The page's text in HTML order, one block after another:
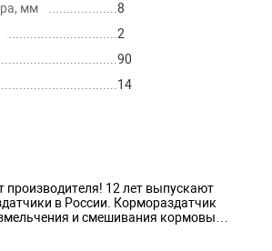
мм
8
2
90
14
редукторов
Россия
60
производителя! 12 лет выпускают
в России. Кормораздатчик
и смешивания кормовых
стол на фермах крупного